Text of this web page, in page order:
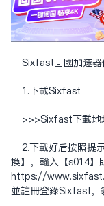
Sixfast回国加速器
1.下载Sixfast
>>>Sixfast下载地
2.下载好后按照提
换】，输入【s014】
https://
并注册登录Sixfast，